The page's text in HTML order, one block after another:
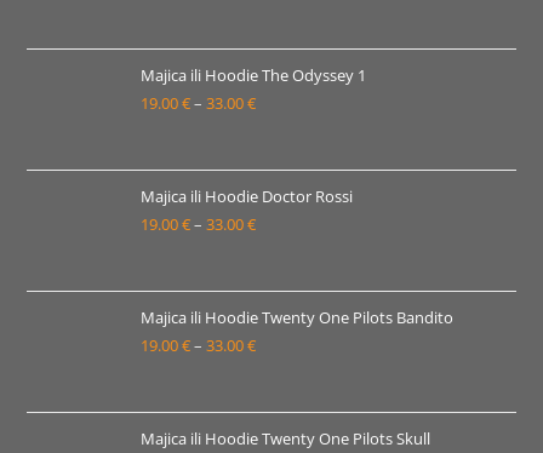
od
19.00 €
do
Majica ili Hoodie The Odyssey 1
19.00€– 33.00€Raspon
od
19.00 €
do
Majica ili Hoodie Doctor Rossi
19.00€– 33.00€Raspon
od
19.00 €
do
Majica ili Hoodie Twenty One Pilots Bandito
19.00€– 33.00€Raspon
od
19.00 €
Majica ili Hoodie Twenty One Pilots Skull